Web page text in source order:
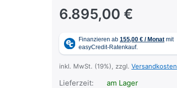
6.895,00 €
inkl. MwSt. (19%), zzgl. Versandkosten
Lieferzeit:
am Lager